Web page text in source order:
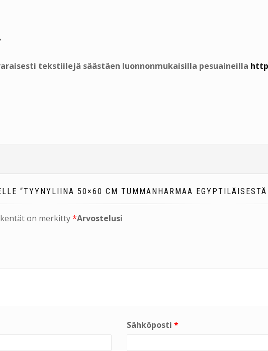
tekstiilejä säästäen luonnonmukaisilla pesuaineilla
“TYYNYLIINA 50×60 CM TUMMANHARMAA
on merkitty*Arvostelusi
Sähköposti *